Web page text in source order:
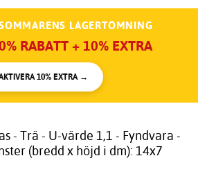
LAGERTÖMNING
RABATT + 10% EXTRA
10% EXTRA →
- Trä - U-värde 1,1 - Fyndvara -
(bredd x höjd i dm): 14x7